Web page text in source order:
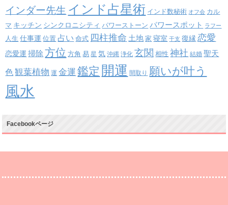
インダー先生 インド占星術 インド数秘術 オフ会 カル
マ キッチン シンクロニシティ パワーストーン パワースポット ラフー
人生 仕事運 位置 占い 命式 四柱推命 土地 家 寝室 干支 復縁 恋愛
恋愛運 掃除 方位 方角 易 星 気 沖縄 浄化 玄関 相性 神社 結婚 聖天
色 観葉植物 運 金運 鑑定 開運 間取り 願いが叶う
風水
Facebookページ